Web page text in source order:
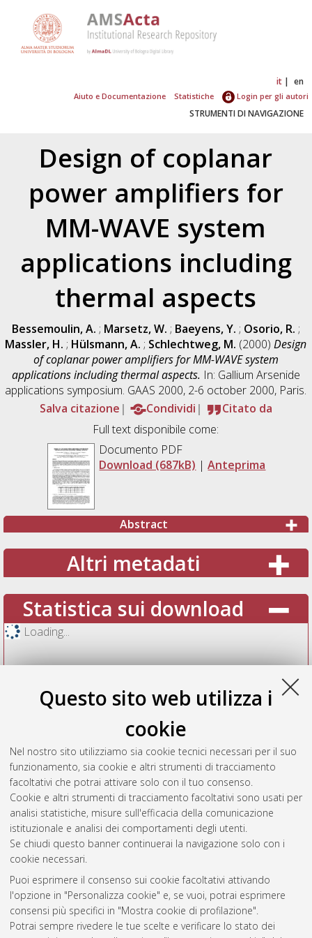
Questo sito web utilizza i
cookie
Nel nostro sito utilizziamo sia cookie tecnici necessari per il suo
funzionamento, sia cookie e altri strumenti di tracciamento
facoltativi che potrai attivare solo con il tuo consenso.
Cookie e altri strumenti di tracciamento facoltativi sono usati per
analisi statistiche, misure sull'efficacia della comunicazione
istituzionale e analisi dei comportamenti degli utenti.
Se chiudi questo banner continuerai la navigazione solo con i
cookie necessari.
Puoi esprimere il consenso sui cookie facoltativi attivando
l'opzione in "Personalizza cookie" e, se vuoi, potrai esprimere
consensi più specifici in "Mostra cookie di profilazione".
Potrai sempre rivedere le tue scelte e verificare lo stato dei
it en
Aiuto e Documentazione Statistiche Login per gli autori
STRUMENTI DI NAVIGAZIONE
Design of coplanar
power amplifiers for
MM-WAVE system
applications including
thermal aspects
Bessemoulin, A. ; Marsetz, W. ; Baeyens, Y. ; Osorio, R. ;
Massler, H. ; Hülsmann, A. ; Schlechtweg, M. (2000)Design
of coplanar power amplifiers for MM-WAVE system
applications including thermal aspects. In: Gallium Arsenide
applications symposium. GAAS 2000, 2-6 october 2000, Paris.
Salva citazione
Condividi
Citato da
Full text disponibile come:
Documento PDF
Download (687kB) |Anteprima
Abstract
Altri metadati
Statistica sui download
Loading...
Vedi altre statistiche
Gestione del documento:
Atom
AMS Acta
ISSN: 2038-7954
re3data.org -
doi.org/10.17616/R3P19R